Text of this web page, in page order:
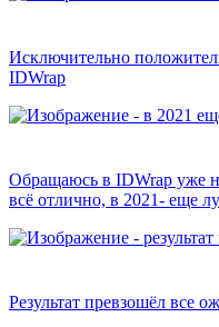
Исключительно
IDWrap
Обращаюсь в IDWrap уже
всё отлично, в 2021- еще
Результат превзошёл все